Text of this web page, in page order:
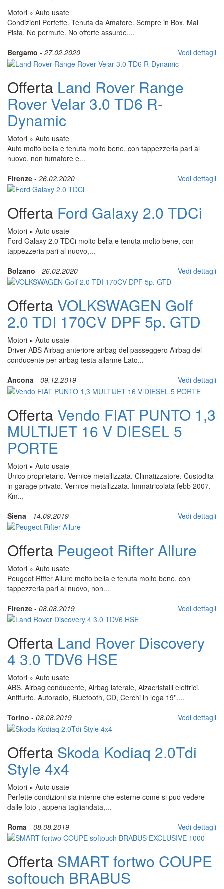
Motori » Auto usate
Condizioni Perfette. Tenuta da Amatore. Sempre in Box. Mai
Pista. No permute. No offerte assurde....
Bergamo - 27.02.2020 Vedi dettagli
Offerta Land Rover Range
Rover Velar 3.0 TD6 R-
Dynamic
Motori » Auto usate
Auto molto bella e tenuta molto bene, con tappezzeria pari al
nuovo, non fumatore e...
Firenze - 26.02.2020 Vedi dettagli
Offerta Ford Galaxy 2.0 TDCi
Motori » Auto usate
Ford Galaxy 2.0 TDCi molto bella e tenuta molto bene, con
tappezzeria pari al nuovo,...
Bolzano - 26.02.2020 Vedi dettagli
Offerta VOLKSWAGEN Golf
2.0 TDI 170CV DPF 5p. GTD
Motori » Auto usate
Driver ABS Airbag anteriore airbag del passeggero Airbag del
conducente per airbag testa allarme Lato...
Ancona - 09.12.2019 Vedi dettagli
Offerta Vendo FIAT PUNTO 1,3
MULTIJET 16 V DIESEL 5
PORTE
Motori » Auto usate
Unico proprietario. Vernice metallizzata. Climatizzatore. Custodita
in garage privato. Vernice metallizzata. Immatricolata febb 2007.
Km...
Siena - 14.09.2019 Vedi dettagli
Offerta Peugeot Rifter Allure
Motori » Auto usate
Peugeot Rifter Allure molto bella e tenuta molto bene, con
tappezzeria pari al nuovo, non...
Firenze - 08.08.2019 Vedi dettagli
Offerta Land Rover Discovery
4 3.0 TDV6 HSE
Motori » Auto usate
ABS, Airbag conducente, Airbag laterale, Alzacristalli elettrici,
Antifurto, Autoradio, Bluetooth, CD, Cerchi in lega 19'',...
Torino - 08.08.2019 Vedi dettagli
Offerta Skoda Kodiaq 2.0Tdi
Style 4x4
Motori » Auto usate
Perfette condizioni sia interne che esterne come si puo vedere
dalle foto , appena tagliandata,...
Roma - 08.08.2019 Vedi dettagli
Offerta SMART fortwo COUPE
softouch BRABUS